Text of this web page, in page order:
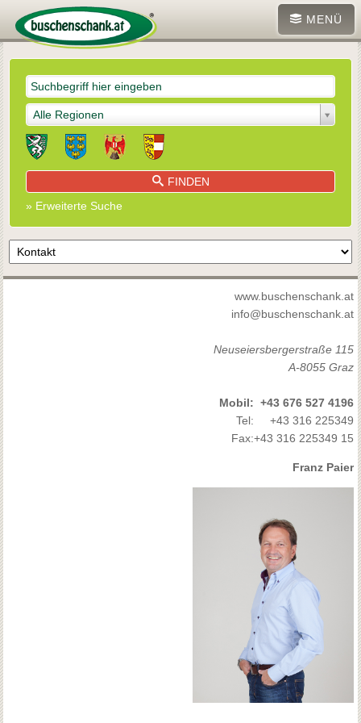
MENÜ
Alle Regionen
FINDEN
» Erweiterte Suche
www.buschenschank.at
info@buschenschank.at
Neuseiersbergerstraße 115
A-8055 Graz
Mobil: +43 676 527 4196
Tel:
+43 316 225349
Fax:+43 316 225349 15
Franz Paier